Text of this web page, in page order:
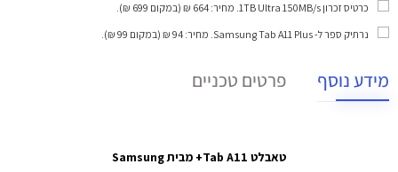
כרטיס זכרון 1TB Ultra 150MB/s
. מחיר: 664 ₪ (במקום 699 ₪).
נרתיק ספר ל- Samsung Tab A11 Plus
. מחיר: 94 ₪ (במקום 99 ₪).
מידע נוסף פרטים טכניים
טאבלט Tab A11+ מבית Samsung